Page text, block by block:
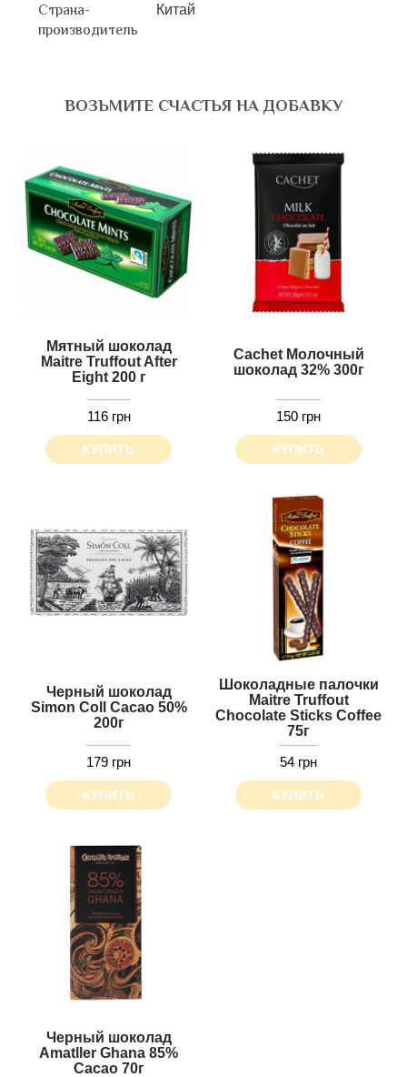
Страна-
производитель
Китай
ВОЗЬМИТЕ СЧАСТЬЯ НА ДОБАВКУ
Мятный шоколад
Maitre Truffout After
Eight 200 г
116 грн
КУПИТЬ
Cachet Молочный
шоколад 32% 300г
150 грн
КУПИТЬ
Черный шоколад
Simon Coll Cacao 50%
200г
179 грн
КУПИТЬ
Шоколадные палочки
Maitre Truffout
Chocolate Sticks Сoffee
75г
54 грн
КУПИТЬ
Черный шоколад
Amatller Ghana 85%
Cacao 70г